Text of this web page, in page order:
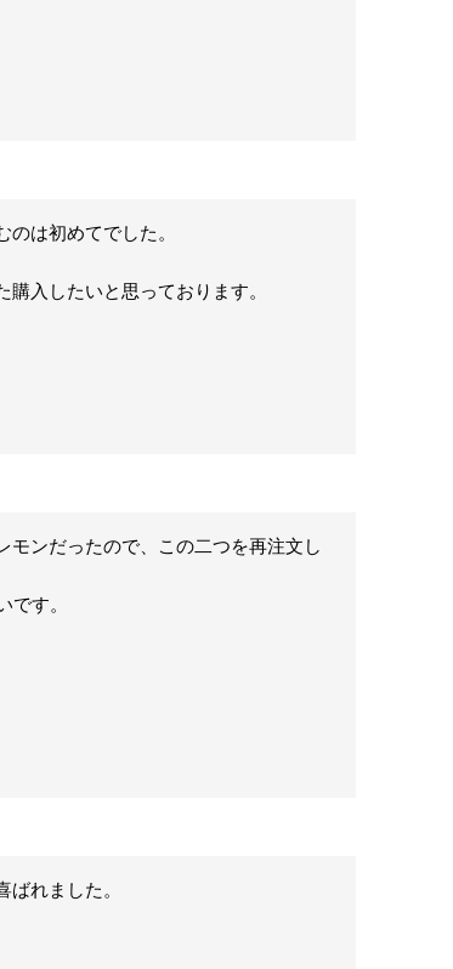
は初めてでした。
入したいと思っております。
モンだったので、この二つを再注文し
です。
れました。